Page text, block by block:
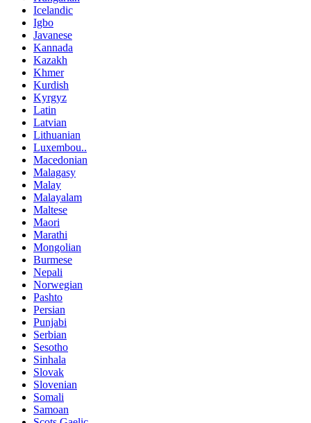
Icelandic
Igbo
Javanese
Kannada
Kazakh
Khmer
Kurdish
Kyrgyz
Latin
Latvian
Lithuanian
Luxembou..
Macedonian
Malagasy
Malay
Malayalam
Maltese
Maori
Marathi
Mongolian
Burmese
Nepali
Norwegian
Pashto
Persian
Punjabi
Serbian
Sesotho
Sinhala
Slovak
Slovenian
Somali
Samoan